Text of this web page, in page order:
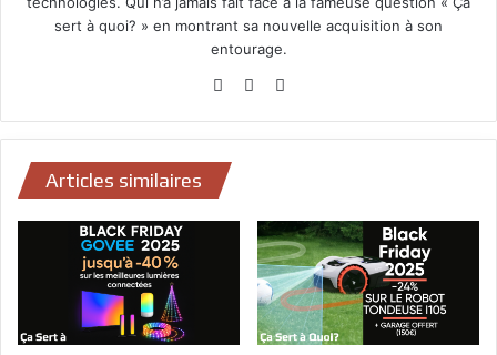
sert à quoi? » en montrant sa nouvelle acquisition à son
entourage.
WebsiteFacebook
Articles similaires